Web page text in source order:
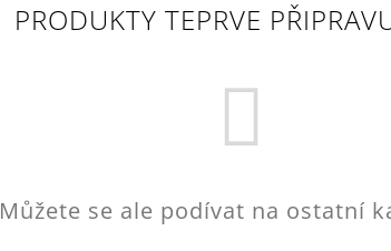
PRODUKTY TEPRVE
Můžete se ale podívat na ostatní